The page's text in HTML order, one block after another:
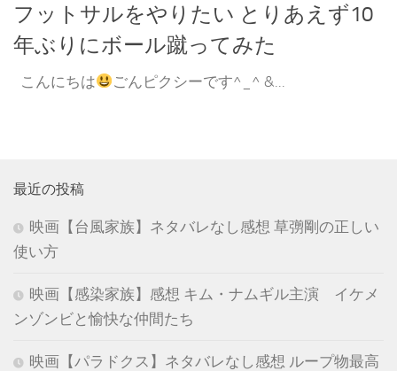
フットサルをやりたい とりあえず10
年ぶりにボール蹴ってみた
こんにちは ごんピクシーです^_^ &...
最近の投稿
映画【台風家族】ネタバレなし感想 草彅剛の正しい
使い方
映画【感染家族】感想 キム・ナムギル主演 イケメ
ンゾンビと愉快な仲間たち
映画【パラドクス】ネタバレなし感想 ループ物最高